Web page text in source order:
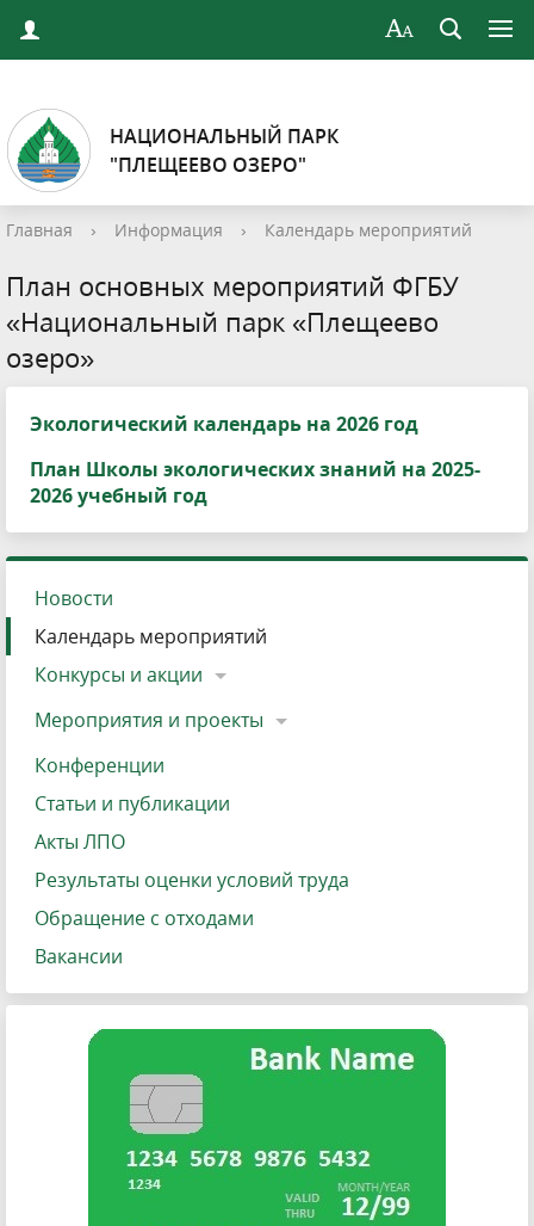
НАЦИОНАЛЬНЫЙ ПАРК
"ПЛЕЩЕЕВО ОЗЕРО"
Главная › Информация › Календарь мероприятий
План основных мероприятий ФГБУ
«Национальный парк «Плещеево
озеро»
Экологический календарь на 2026 год
План Школы экологических знаний на 2025-
2026 учебный год
Новости
Календарь мероприятий
Конкурсы и акции
Мероприятия и проекты
Конференции
Статьи и публикации
Акты ЛПО
Результаты оценки условий труда
Обращение с отходами
Вакансии